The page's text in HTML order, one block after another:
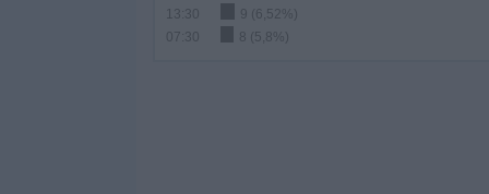
13:30
9 (6,52%)
07:30
8 (5,8%)